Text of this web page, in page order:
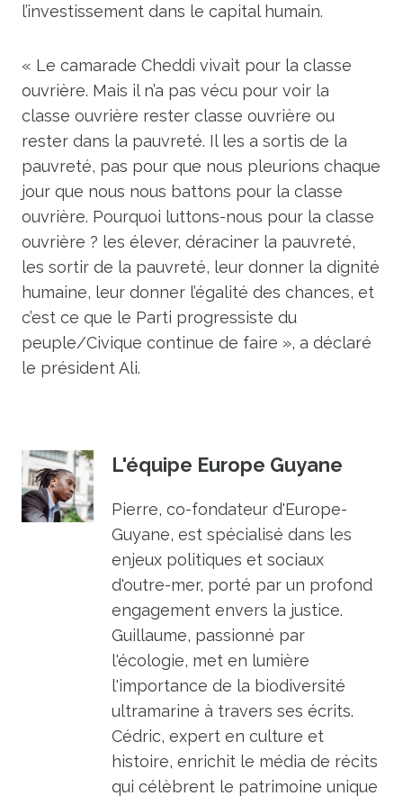
l’investissement dans le capital humain.
« Le camarade Cheddi vivait pour la classe
ouvrière. Mais il n’a pas vécu pour voir la
classe ouvrière rester classe ouvrière ou
rester dans la pauvreté. Il les a sortis de la
pauvreté, pas pour que nous pleurions chaque
jour que nous nous battons pour la classe
ouvrière. Pourquoi luttons-nous pour la classe
ouvrière ? les élever, déraciner la pauvreté,
les sortir de la pauvreté, leur donner la dignité
humaine, leur donner l’égalité des chances, et
c’est ce que le Parti progressiste du
peuple/Civique continue de faire », a déclaré
le président Ali.
L'équipe Europe Guyane
Pierre, co-fondateur d'Europe-
Guyane, est spécialisé dans les
enjeux politiques et sociaux
d'outre-mer, porté par un profond
engagement envers la justice.
Guillaume, passionné par
l'écologie, met en lumière
l'importance de la biodiversité
ultramarine à travers ses écrits.
Cédric, expert en culture et
histoire, enrichit le média de récits
qui célèbrent le patrimoine unique